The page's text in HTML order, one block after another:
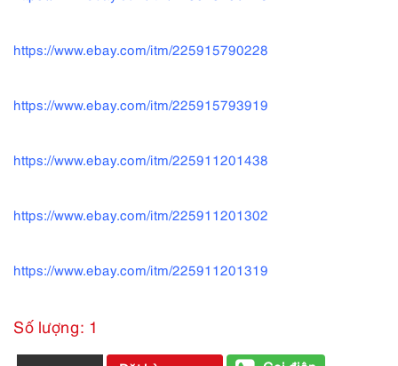
https://www.ebay.com/itm/225915790228
https://www.ebay.com/itm/225915793919
https://www.ebay.com/itm/225911201438
https://www.ebay.com/itm/225911201302
https://www.ebay.com/itm/225911201319
Số lượng: 1